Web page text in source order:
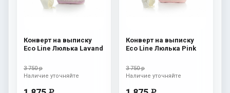
Конверт на выписку
Eco Line Люлька Lavand
3 750 р
Наличие уточняйте
Конверт на выписку
Eco Line Люлька Pink
3 750 р
Наличие уточняйте